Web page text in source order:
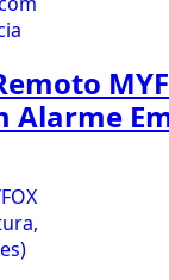
Alarme